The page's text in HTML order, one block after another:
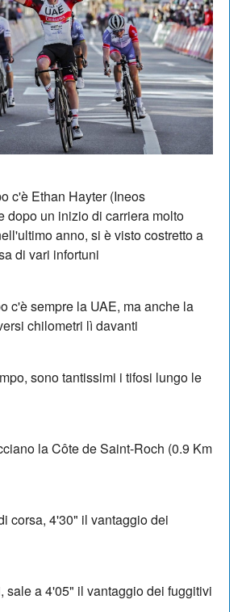
c'è Ethan Hayter (Ineos
dopo un inizio di carriera molto
anno, si è visto costretto a
di vari infortuni
c'è sempre la UAE, ma anche la
chilometri lì davanti
sono tantissimi i tifosi lungo le
la Côte de Saint-Roch (0.9 Km
corsa, 4'30" il vantaggio dei
sale a 4'05" il vantaggio dei fuggitivi